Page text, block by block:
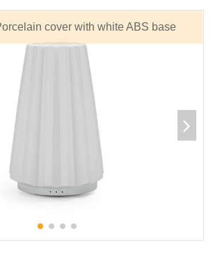
cover with white ABS base